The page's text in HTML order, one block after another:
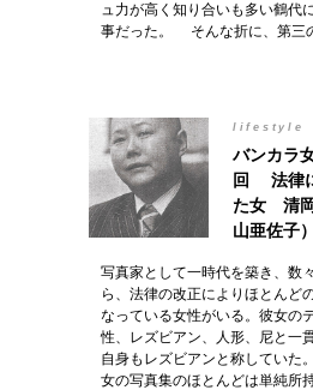
ュ力が高く知り合いも多い鶴代
事だった。 そんな折に、第三
lifestyle
バンカラ
回 法律
た女 清
山亜佐子）
写真家として一時代を築き、数
ら、法律の改正によりほとんど
なっている女性がいる。彼女の
性、レズビアン、人形、尼と一
自身もレズビアンと称していた
女の写真集のほとんどは単純所